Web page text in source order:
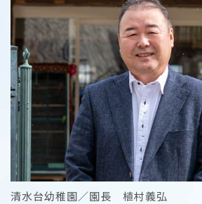
清水台幼稚園／園長 植村義弘